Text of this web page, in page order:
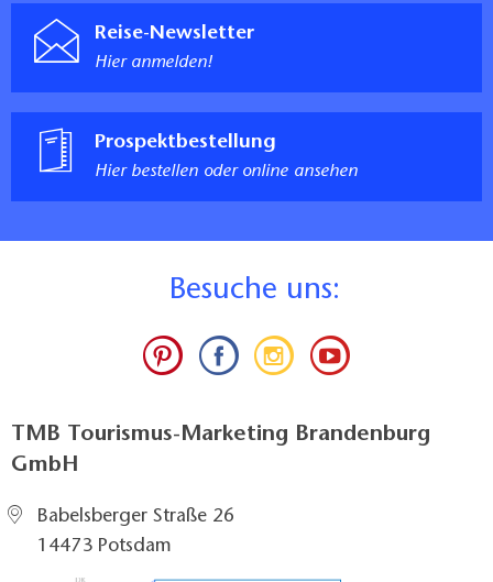
Reise-Newsletter
Hier anmelden!
Prospektbestellung
Hier bestellen oder online ansehen
Besuche uns:
TMB Tourismus-Marketing Brandenburg
GmbH
Babelsberger Straße 26
14473 Potsdam